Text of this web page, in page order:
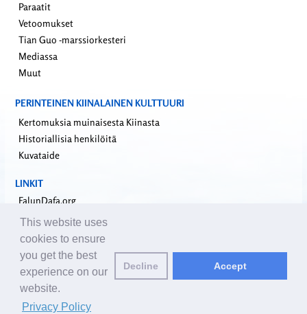
Paraatit
Vetoomukset
Tian Guo -marssiorkesteri
Mediassa
Muut
PERINTEINEN KIINALAINEN KULTTUURI
Kertomuksia muinaisesta Kiinasta
Historiallisia henkilöitä
Kuvataide
LINKIT
FalunDafa.org
Falun Dafa -informaatiokeskus
Minghui.org
Riippumaton tutkimusraportti sisäelinryöstöistä
Yhdeksän kommentaaria kommunistisesta puolueesta
Ota yhteyttä toimitukseen
This website uses
cookies to ensure
you get the best
experience on our
website.
Privacy Policy
Decline Accept